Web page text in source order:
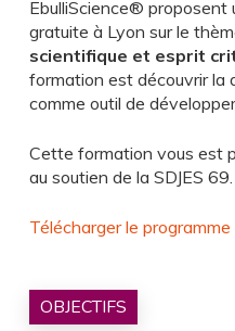
EbulliScience® proposent
gratuite à Lyon sur le
scientifique et esprit
formation est découvrir la
comme outil de
Cette formation vous est
au soutien de la SDJES 69.
Télécharger le programme
OBJECTIFS